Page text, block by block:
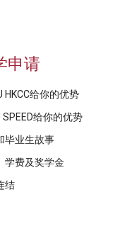
申请
HKCC给你的优势
SPEED给你的优势
毕业生故事
学费及奖学金
结